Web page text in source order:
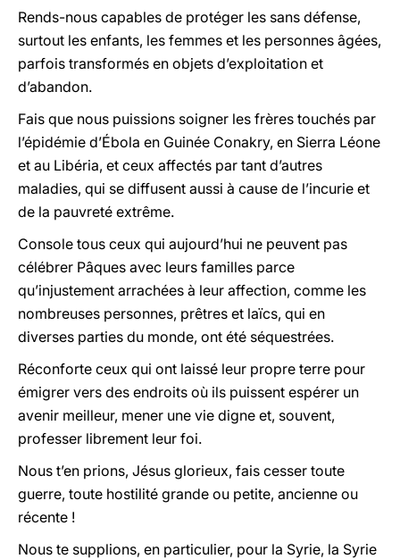
Rends-nous capables de protéger les sans défense,
surtout les enfants, les femmes et les personnes âgées,
parfois transformés en objets d’exploitation et
d’abandon.
Fais que nous puissions soigner les frères touchés par
l’épidémie d’Ébola en Guinée Conakry, en Sierra Léone
et au Libéria, et ceux affectés par tant d’autres
maladies, qui se diffusent aussi à cause de l’incurie et
de la pauvreté extrême.
Console tous ceux qui aujourd’hui ne peuvent pas
célébrer Pâques avec leurs familles parce
qu’injustement arrachées à leur affection, comme les
nombreuses personnes, prêtres et laïcs, qui en
diverses parties du monde, ont été séquestrées.
Réconforte ceux qui ont laissé leur propre terre pour
émigrer vers des endroits où ils puissent espérer un
avenir meilleur, mener une vie digne et, souvent,
professer librement leur foi.
Nous t’en prions, Jésus glorieux, fais cesser toute
guerre, toute hostilité grande ou petite, ancienne ou
récente !
Nous te supplions, en particulier, pour la Syrie, la Syrie